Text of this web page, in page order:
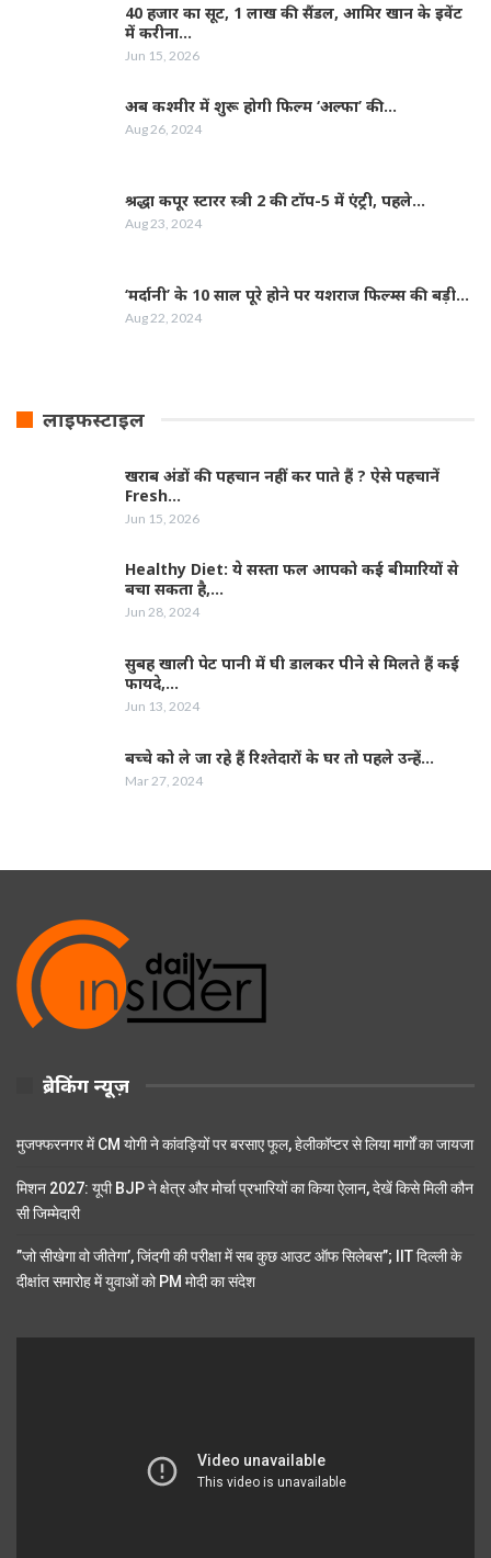
40 हजार का सूट, 1 लाख की सैंडल, आमिर खान के इवेंट
में करीना…
Jun 15, 2026
अब कश्मीर में शुरू होगी फिल्‍म ‘अल्फा’ की…
Aug 26, 2024
श्रद्धा कपूर स्‍टारर स्‍त्री 2 की टॉप-5 में एंट्री, पहले…
Aug 23, 2024
‘मर्दानी’ के 10 साल पूरे होने पर यशराज फिल्‍म्‍स की बड़ी…
Aug 22, 2024
लाइफस्टाइल
खराब अंडों की पहचान नहीं कर पाते हैं ? ऐसे पहचानें
Fresh…
Jun 15, 2026
Healthy Diet: ये सस्ता फल आपको कई बीमारियों से
बचा सकता है,…
Jun 28, 2024
सुबह खाली पेट पानी में घी डालकर पीने से मिलते हैं कई
फायदे,…
Jun 13, 2024
बच्चे को ले जा रहे हैं रिश्तेदारों के घर तो पहले उन्हें…
Mar 27, 2024
ब्रेकिंग न्यूज़
मुजफ्फरनगर में CM योगी ने कांवड़ियों पर बरसाए फूल, हेलीकॉप्टर से लिया मार्गों का जायजा
मिशन 2027: यूपी BJP ने क्षेत्र और मोर्चा प्रभारियों का किया ऐलान, देखें किसे मिली कौन
सी जिम्मेदारी
”जो सीखेगा वो जीतेगा’, जिंदगी की परीक्षा में सब कुछ आउट ऑफ सिलेबस”; IIT दिल्ली के
दीक्षांत समारोह में युवाओं को PM मोदी का संदेश